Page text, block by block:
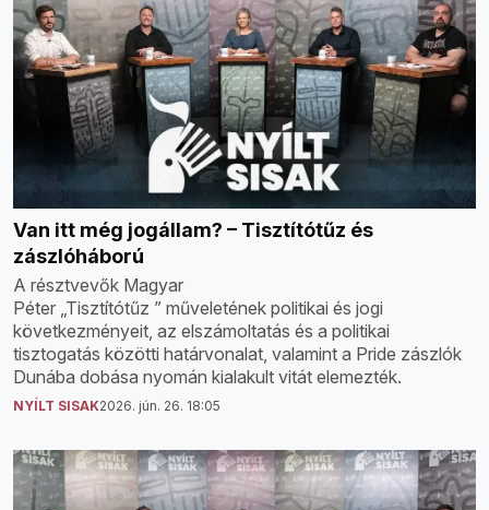
Van itt még jogállam? – Tisztítótűz és
zászlóháború
A résztvevők Magyar
Péter „Tisztítótűz ” műveletének politikai és jogi
következményeit, az elszámoltatás és a politikai
tisztogatás közötti határvonalat, valamint a Pride zászlók
Dunába dobása nyomán kialakult vitát elemezték.
NYÍLT SISAK2026. jún. 26. 18:05